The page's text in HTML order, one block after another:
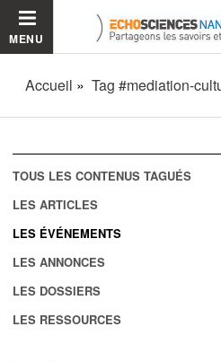
MENU
Accueil Tag #mediation-
TOUS LES CONTENUS TAGUÉS
LES ARTICLES
LES ÉVÉNEMENTS
LES ANNONCES
LES DOSSIERS
LES RESSOURCES